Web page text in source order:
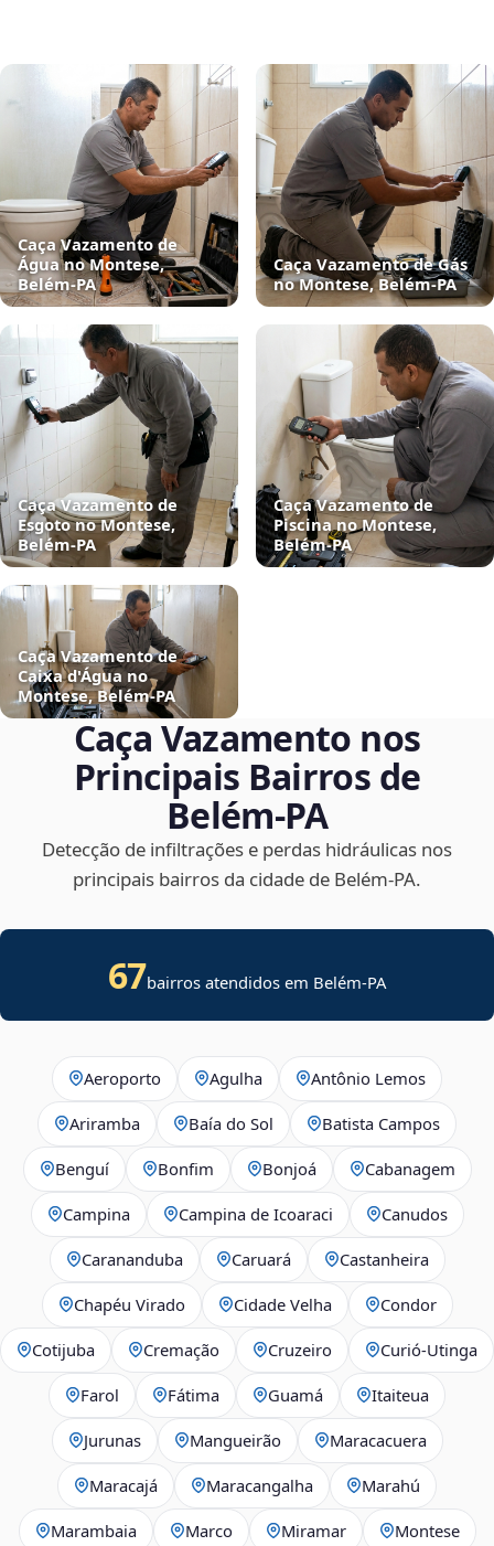
Caça Vazamento de
Água no Montese,
Belém‑PA
Caça Vazamento de Gás
no Montese, Belém‑PA
Caça Vazamento de
Esgoto no Montese,
Belém‑PA
Caça Vazamento de
Piscina no Montese,
Belém‑PA
Caça Vazamento de
Caixa d'Água no
Montese, Belém‑PA
Caça Vazamento nos
Principais Bairros de
Belém‑PA
Detecção de infiltrações e perdas hidráulicas nos
principais bairros da cidade de Belém‑PA.
67bairros atendidos em Belém-PA
Aeroporto Agulha Antônio Lemos
Ariramba Baía do Sol Batista Campos
Benguí Bonfim Bonjoá Cabanagem
Campina Campina de Icoaraci Canudos
Carananduba Caruará Castanheira
Chapéu Virado Cidade Velha Condor
Cotijuba Cremação Cruzeiro Curió-Utinga
Farol Fátima Guamá Itaiteua
Jurunas Mangueirão Maracacuera
Maracajá Maracangalha Marahú
Marambaia Marco Miramar Montese